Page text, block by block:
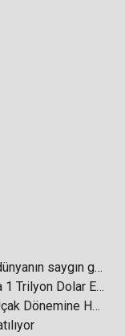
istedi
Fuar
açtı
“The Dalaman Golf Club ile hedefimiz, dünyanın saygın golf sahaları arasında yer almak, ulusal ve uluslararası turnuvalara ev sahipliği yapmak ve Dalaman’ı bir golf destinasyonu olarak tanıtmaktır”
Küresel Turizm Yatırımları Tarihi Rekorla 1 Trilyon Dolar Eşiğini Aştı
Avrupa Bölgesel Havacılıkta Elektrikli Uçak Dönemine Hazırlanıyor